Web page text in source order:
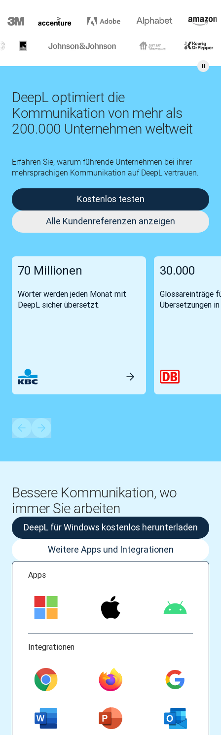
DeepL optimiert die
Kommunikation von mehr als
200.000 Unternehmen weltweit
Erfahren Sie, warum führende Unternehmen bei ihrer
mehrsprachigen Kommunikation auf DeepL vertrauen.
Kostenlos testen
Alle Kundenreferenzen anzeigen
70 Millionen
Wörter werden jeden Monat mit
DeepL sicher übersetzt.
30.000
Glossareinträge
Übersetzungen
Bessere Kommunikation, wo
immer Sie arbeiten
Apps
Integrationen
DeepL für Windows kostenlos herunterladen
Weitere Apps und Integrationen